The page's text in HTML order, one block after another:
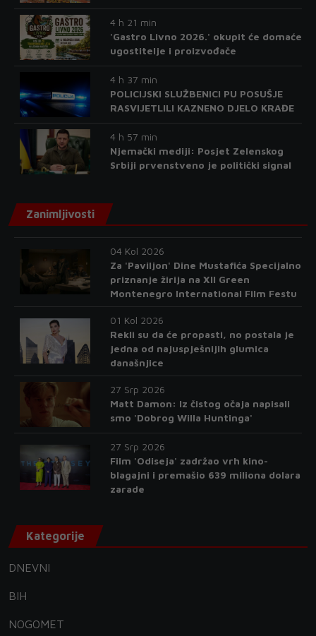
4 h 21 min
'Gastro Livno 2026.' okupit će domaće
ugostitelje i proizvođače
4 h 37 min
POLICIJSKI SLUŽBENICI PU POSUŠJE
RASVIJETLILI KAZNENO DJELO KRAĐE
4 h 57 min
Njemački mediji: Posjet Zelenskog
Srbiji prvenstveno je politički signal
Zanimljivosti
04 Kol 2026
Za 'Paviljon' Dine Mustafića Specijalno
priznanje žirija na XII Green
Montenegro International Film Festu
01 Kol 2026
Rekli su da će propasti, no postala je
jedna od najuspješnijih glumica
današnjice
27 Srp 2026
Matt Damon: Iz čistog očaja napisali
smo 'Dobrog Willa Huntinga'
27 Srp 2026
Film 'Odiseja' zadržao vrh kino-
blagajni i premašio 639 miliona dolara
zarade
Kategorije
DNEVNI
BIH
NOGOMET